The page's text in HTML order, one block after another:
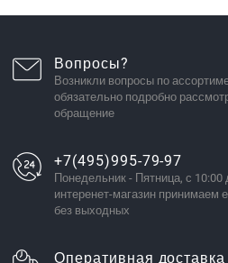
Вопросы?
Возникли вопросы по
обязательно подробно
обращение
+7(495)995-79-97
Понедельник - Пятница, с 10:00
интеренет-магазин принимаем
без выходных
Оперативная доставка